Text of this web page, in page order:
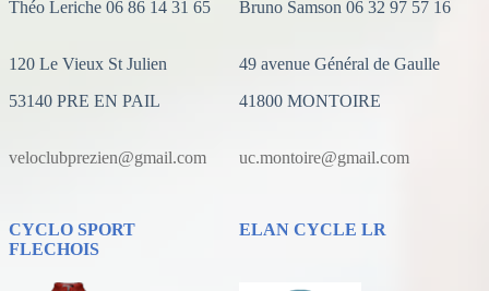
Théo Leriche 06 86 14 31 65 Bruno Samson 06 32 97 57 16
120 Le Vieux St Julien
49 avenue Général de Gaulle
53140 PRE EN PAIL
41800 MONTOIRE
veloclubprezien@gmail.com uc.montoire@gmail.com
CYCLO SPORT
FLECHOIS
ELAN CYCLE LR